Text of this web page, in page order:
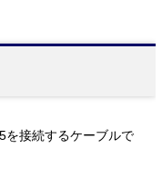
を接続するケーブルで